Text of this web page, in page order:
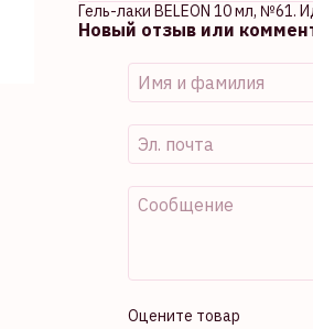
Гель-лаки BELEON 10 мл, №61.
Новый отзыв или
Оцените товар